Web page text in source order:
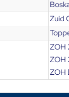
Zuid
ZOH
ZOH
ZOH